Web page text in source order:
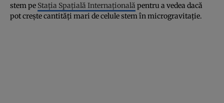
stem pe Stația Spațială Internațională pentru a vedea dacă
pot crește cantități mari de celule stem în microgravitație.